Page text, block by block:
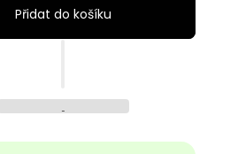
Přidat do košíku